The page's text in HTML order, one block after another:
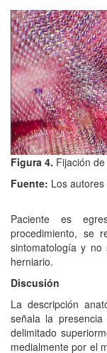
Figura 4. Fijación
Fuente: Los autores
Paciente es
procedimiento, se
sintomatología y no
herniario.
Discusión
La descripción
señala la
delimitado
medialmente por el